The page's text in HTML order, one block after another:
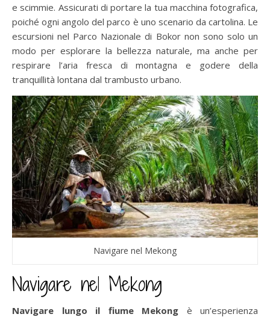
e scimmie. Assicurati di portare la tua macchina fotografica,
poiché ogni angolo del parco è uno scenario da cartolina. Le
escursioni nel Parco Nazionale di Bokor non sono solo un
modo per esplorare la bellezza naturale, ma anche per
respirare l’aria fresca di montagna e godere della
tranquillità lontana dal trambusto urbano.
Navigare nel Mekong
Navigare nel Mekong
Navigare lungo il fiume Mekong è un’esperienza